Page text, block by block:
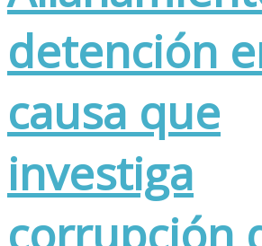
detención
causa que
investiga